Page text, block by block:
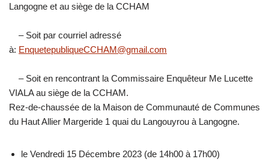
Langogne et au siège de la CCHAM
– Soit par courriel adressé
à: EnquetepubliqueCCHAM@gmail.com
– Soit en rencontrant la Commissaire Enquêteur Me Lucette
VIALA au siège de la CCHAM.
Rez-de-chaussée de la Maison de Communauté de Communes
du Haut Allier Margeride 1 quai du Langouyrou à Langogne.
le Vendredi 15 Décembre 2023 (de 14h00 à 17h00)